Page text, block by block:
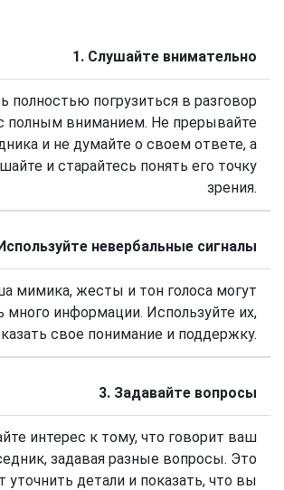
1. Слушайте внимательно
полностью погрузиться в разговор
полным вниманием. Не прерывайте
и не думайте о своем ответе, а
и старайтесь понять его точку
зрения.
невербальные сигналы
мимика, жесты и тон голоса могут
много информации. Используйте их,
свое понимание и поддержку.
3. Задавайте вопросы
интерес к тому, что говорит ваш
задавая разные вопросы. Это
уточнить детали и показать, что вы